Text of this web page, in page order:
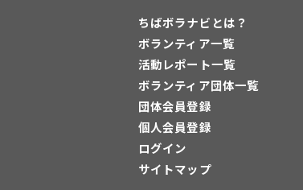
ちばボラナビとは？
ボランティア一覧
活動レポート一覧
ボランティア団体一覧
団体会員登録
個人会員登録
ログイン
サイトマップ